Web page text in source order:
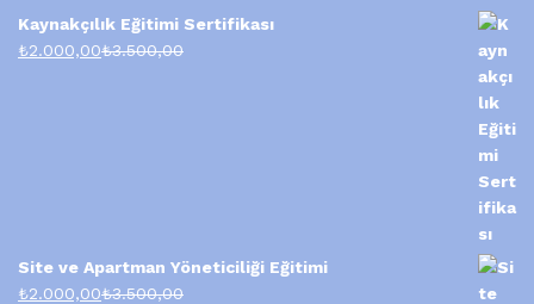
Kaynakçılık Eğitimi Sertifikası
₺2.000,00₺3.500,00
Site ve Apartman Yöneticiliği Eğitimi
₺2.000,00₺3.500,00